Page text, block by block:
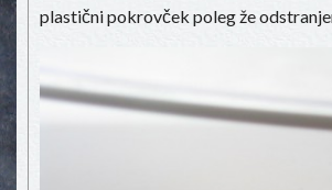
plastični pokrovček poleg že